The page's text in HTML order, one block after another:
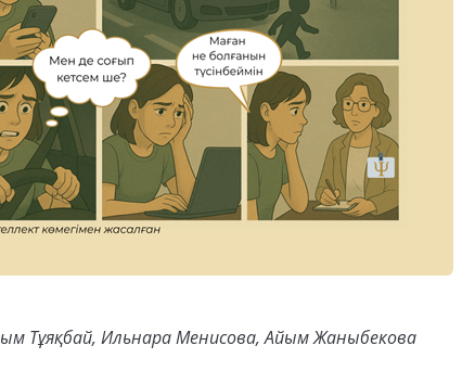
Тұяқбай, Ильнара Менисова, Айым Жаныбекова